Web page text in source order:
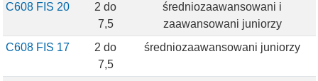
C608 FIS 20
2 do
7,5
średniozaawansowani i
zaawansowani juniorzy
C608 FIS 17
2 do
7,5
średniozaawansowani juniorzy